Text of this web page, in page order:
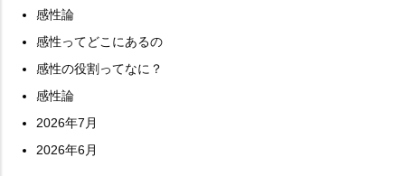
感性論
感性ってどこにあるの
感性の役割ってなに？
感性論
2026年7月
2026年6月